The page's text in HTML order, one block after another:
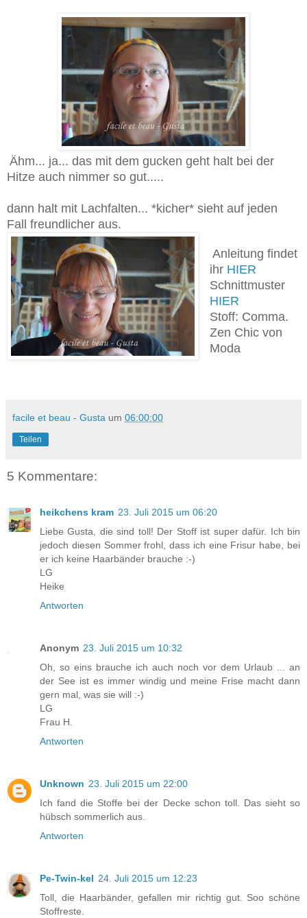
Ähm... ja... das mit dem gucken geht halt bei der
Hitze auch nimmer so gut.....
dann halt mit Lachfalten... *kicher* sieht auf jeden
Fall freundlicher aus.
Anleitung findet
ihr HIER
Schnittmuster
HIER
Stoff: Comma.
Zen Chic von
Moda
facile et beau - Gusta um 06:00:00
Teilen
5 Kommentare:
heikchens kram 23. Juli 2015 um 06:20
Liebe Gusta, die sind toll! Der Stoff ist super dafür. Ich bin
jedoch diesen Sommer frohl, dass ich eine Frisur habe, bei
er ich keine Haarbänder brauche :-)
LG
Heike
Antworten
Anonym 23. Juli 2015 um 10:32
Oh, so eins brauche ich auch noch vor dem Urlaub ... an
der See ist es immer windig und meine Frise macht dann
gern mal, was sie will :-)
LG
Frau H.
Antworten
Unknown 23. Juli 2015 um 22:00
Ich fand die Stoffe bei der Decke schon toll. Das sieht so
hübsch sommerlich aus.
Antworten
Pe-Twin-kel 24. Juli 2015 um 12:23
Toll, die Haarbänder, gefallen mir richtig gut. Soo schöne
Stoffreste.